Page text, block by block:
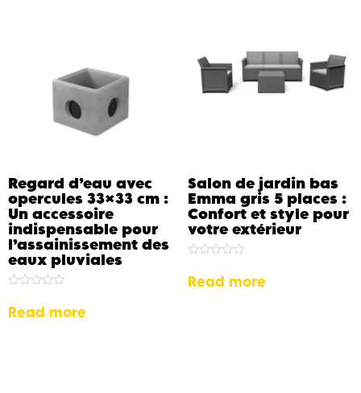
Regard d’eau avec
opercules 33×33 cm :
Un accessoire
indispensable pour
l’assainissement des
eaux pluviales
0
out
Read more
Salon de jardin bas
Emma gris 5 places :
Confort et style pour
votre extérieur
0
out
Read more